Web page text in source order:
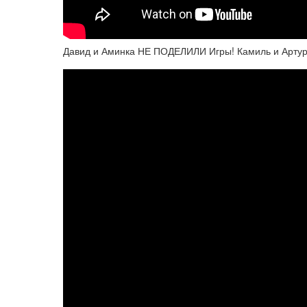
Давид и Аминка НЕ ПОДЕЛИЛИ Игры! Камиль и